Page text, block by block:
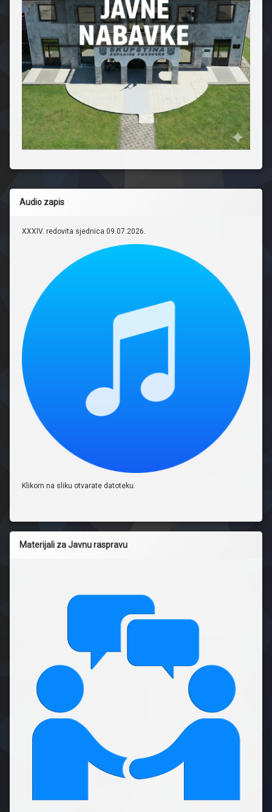
Audio zapis
XXXIV. redovita sjednica 09.07.2026.
Klikom na sliku otvarate datoteku.
Materijali za Javnu raspravu